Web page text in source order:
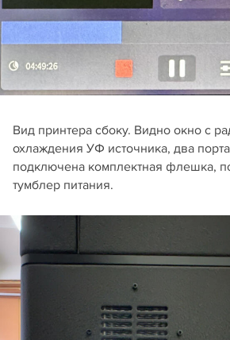
Вид принтера сбоку. Видно окно с
охлаждения УФ источника, два
подключена комплектная флешка,
тумблер питания.